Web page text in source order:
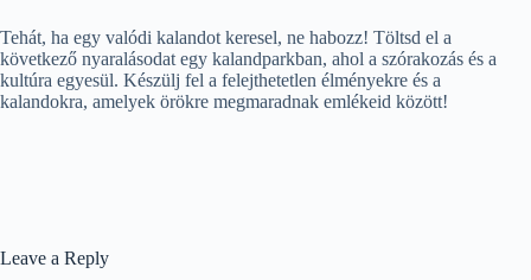
Tehát, ha egy valódi kalandot keresel, ne habozz! Töltsd el a
következő nyaralásodat egy kalandparkban, ahol a szórakozás és a
kultúra egyesül. Készülj fel a felejthetetlen élményekre és a
kalandokra, amelyek örökre megmaradnak emlékeid között!
Leave a Reply